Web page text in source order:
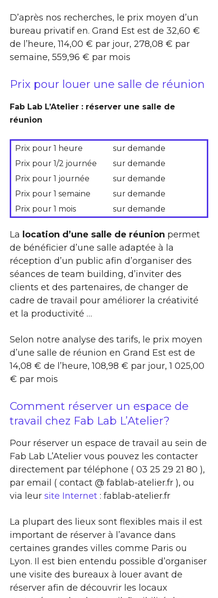
D’après nos recherches, le prix moyen d’un
bureau privatif en. Grand Est est de 32,60 €
de l’heure, 114,00 € par jour, 278,08 € par
semaine, 559,96 € par mois
Prix pour louer une salle de réunion
Fab Lab L’Atelier : réserver une salle de
réunion
Prix pour 1 heure
sur demande
Prix pour 1/2 journée
sur demande
Prix pour 1 journée
sur demande
Prix pour 1 semaine
sur demande
Prix pour 1 mois
sur demande
La location d’une salle de réunion permet
de bénéficier d’une salle adaptée à la
réception d’un public afin d’organiser des
séances de team building, d’inviter des
clients et des partenaires, de changer de
cadre de travail pour améliorer la créativité
et la productivité …
Selon notre analyse des tarifs, le prix moyen
d’une salle de réunion en Grand Est est de
14,08 € de l’heure, 108,98 € par jour, 1 025,00
€ par mois
Comment réserver un espace de
travail chez Fab Lab L’Atelier?
Pour réserver un espace de travail au sein de
Fab Lab L’Atelier vous pouvez les contacter
directement par téléphone ( 03 25 29 21 80 ),
par email ( contact @ fablab-atelier.fr ), ou
via leur site Internet : fablab-atelier.fr
La plupart des lieux sont flexibles mais il est
important de réserver à l’avance dans
certaines grandes villes comme Paris ou
Lyon. Il est bien entendu possible d’organiser
une visite des bureaux à louer avant de
réserver afin de découvrir les locaux